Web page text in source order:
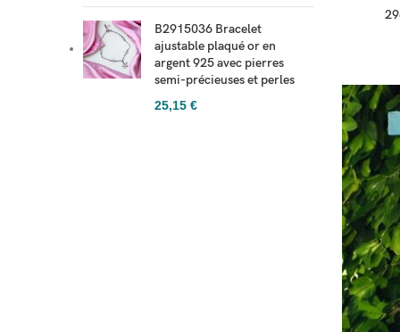
B2915036 Bracelet
ajustable plaqué or en
argent 925 avec pierres
semi-précieuses et perles
25,15 €